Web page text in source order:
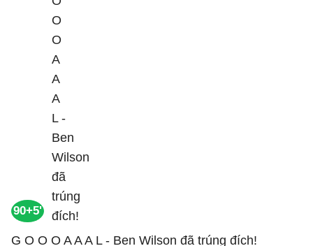
90+5'
G O O O A A A L - Ben Wilson đã trúng đích!